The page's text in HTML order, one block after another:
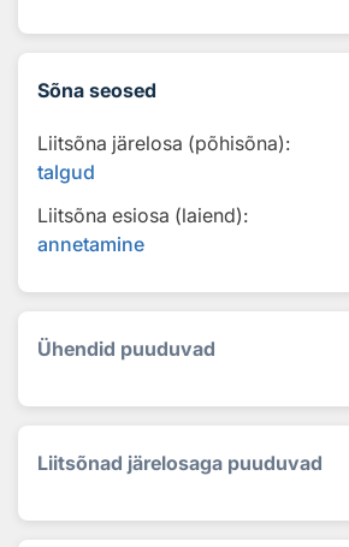
Sõna seosed
Liitsõna järelosa (põhisõna):
talgud
Liitsõna esiosa (laiend):
annetamine
Ühendid puuduvad
Liitsõnad järelosaga puuduvad